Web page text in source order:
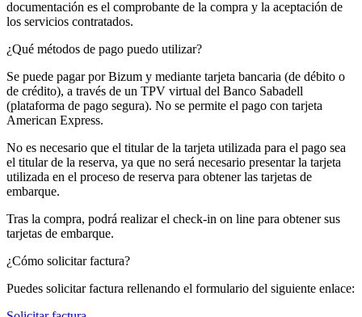
documentación es el comprobante de la compra y la aceptación de
los servicios contratados.
¿Qué métodos de pago puedo utilizar?
Se puede pagar por Bizum y mediante tarjeta bancaria (de débito o
de crédito), a través de un TPV virtual del Banco Sabadell
(plataforma de pago segura). No se permite el pago con tarjeta
American Express.
No es necesario que el titular de la tarjeta utilizada para el pago sea
el titular de la reserva, ya que no será necesario presentar la tarjeta
utilizada en el proceso de reserva para obtener las tarjetas de
embarque.
Tras la compra, podrá realizar el check-in on line para obtener sus
tarjetas de embarque.
¿Cómo solicitar factura?
Puedes solicitar factura rellenando el formulario del siguiente enlace: